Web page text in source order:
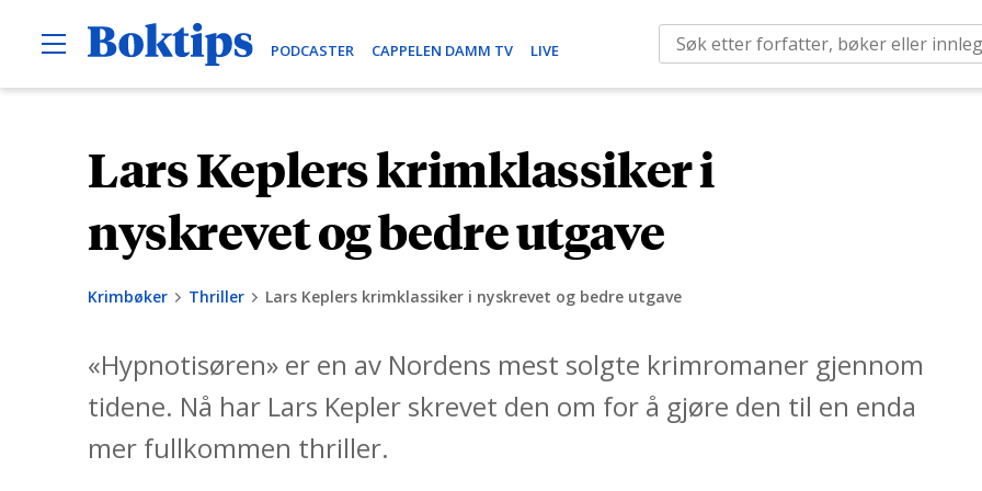
B
o
t
i
s
O
p PODCASTER CAPPELEN DAMM TV LIVE
e
c
h
f
o
Lars Keplers krimklassiker i
nyskrevet og bedre utgave
Krimbøker Thriller Lars Keplers krimklassiker i nyskrevet og bedre utgave
«Hypnotisøren» er en av Nordens mest solgte krimromaner gjennom
tidene. Nå har Lars Kepler skrevet den om for å gjøre den til en enda
mer fullkommen thriller.